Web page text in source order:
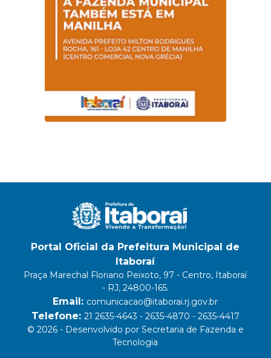
Portal Oficial da Prefeitura Municipal de
Itaboraí
Praça Marechal Floriano Peixoto, 97 - Centro, Itaboraí
- RJ, 24800-165.
Email: comunicacao@itaborai.rj.gov.br
Telefone: 21 2635-4643 - 2635-4870 - 2635-4417
© 2026 - Desenvolvido por Secretaria de Fazenda e
Tecnologia